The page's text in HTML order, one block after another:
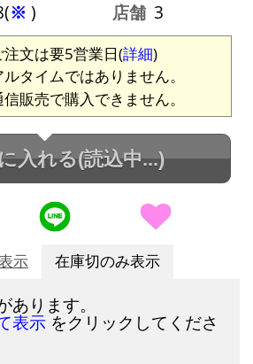
※ ) 店舗 3
文は要5営業日(詳細)
タイムではありません。
販売で購入できません。
入れる(読込中...)
示 在庫切のみ表示
あります。
表示 をクリックしてくださ